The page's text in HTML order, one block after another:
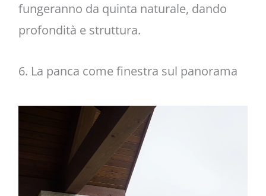
fungeranno da quinta naturale, dando
profondità e struttura.
6. La panca come finestra sul panorama